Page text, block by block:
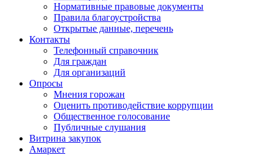
Нормативные правовые документы
Правила благоустройства
Открытые данные, перечень
Контакты
Телефонный справочник
Для граждан
Для организаций
Опросы
Мнения горожан
Оценить противодействие коррупции
Общественное голосование
Публичные слушания
Витрина закупок
Амаркет